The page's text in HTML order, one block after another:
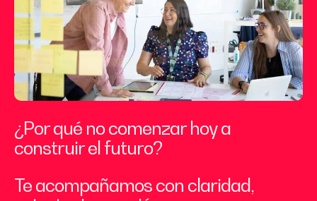
¿Por qué no comenzar hoy a
construir el futuro?
Te acompañamos con claridad,